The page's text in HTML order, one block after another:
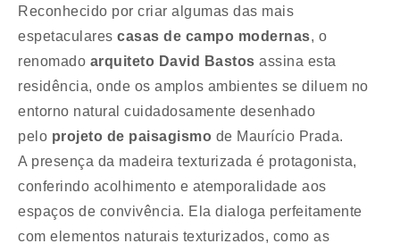
Reconhecido por criar algumas das mais
espetaculares casas de campo modernas, o
renomado arquiteto David Bastos assina esta
residência, onde os amplos ambientes se diluem no
entorno natural cuidadosamente desenhado
pelo projeto de paisagismo de Maurício Prada.
A presença da madeira texturizada é protagonista,
conferindo acolhimento e atemporalidade aos
espaços de convivência. Ela dialoga perfeitamente
com elementos naturais texturizados, como as